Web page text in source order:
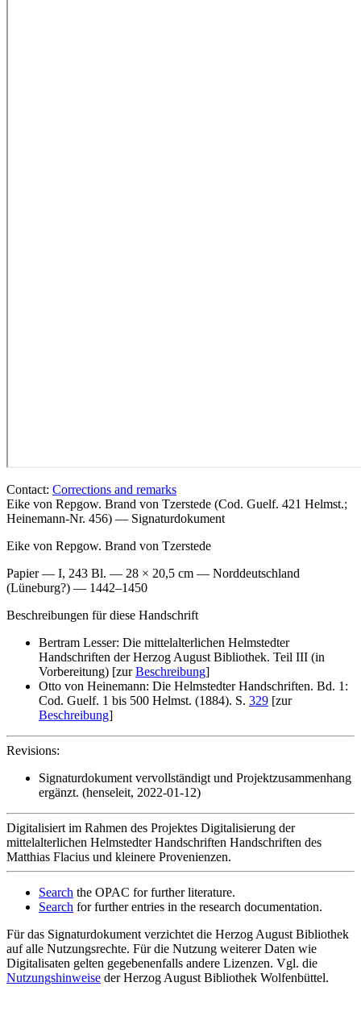
Contact: Corrections and remarks
Eike von Repgow. Brand von Tzerstede (Cod. Guelf. 421 Helmst.;
Heinemann-Nr. 456) — Signaturdokument
Eike von Repgow. Brand von Tzerstede
Papier — I, 243 Bl. — 28 × 20,5 cm — Norddeutschland
(Lüneburg?) — 1442–1450
Beschreibungen für diese Handschrift
Bertram Lesser: Die mittelalterlichen Helmstedter
Handschriften der Herzog August Bibliothek. Teil III (in
Vorbereitung) [zurBeschreibung]
Otto von Heinemann: Die Helmstedter Handschriften. Bd. 1:
Cod. Guelf. 1 bis 500 Helmst. (1884). S. 329 [zur
Beschreibung]
Revisions:
Signaturdokument vervollständigt und Projektzusammenhang
ergänzt. (henseleit, 2022-01-12)
Digitalisiert im Rahmen des Projektes Digitalisierung der
mittelalterlichen Helmstedter Handschriften Handschriften des
Matthias Flacius und kleinere Provenienzen.
Search the OPAC for further literature.
Search for further entries in the research documentation.
Für das Signaturdokument verzichtet die Herzog August Bibliothek
auf alle Nutzungsrechte. Für die Nutzung weiterer Daten wie
Digitalisaten gelten gegebenenfalls andere Lizenzen. Vgl. die
Nutzungshinweise der Herzog August Bibliothek Wolfenbüttel.